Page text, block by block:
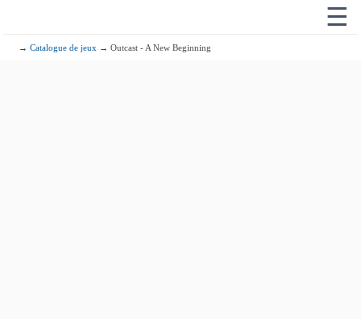
☰
→Catalogue de jeux → Outcast - A New Beginning